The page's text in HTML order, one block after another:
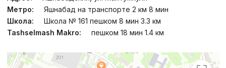
Метро:
Яшнабад на транспорте 2 км 8 мин
Школа:
Школа № 161 пешком 8 мин 3.3 км
Tashselmash Makro:
пешком 18 мин 1.4 км